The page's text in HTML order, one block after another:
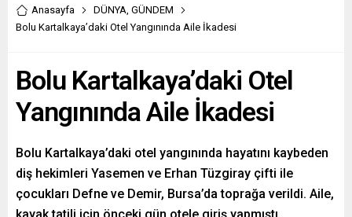
Anasayfa DÜNYA, GÜNDEM
Bolu Kartalkaya’daki Otel Yangınında Aile İkadesi
Bolu Kartalkaya’daki Otel
Yangınında Aile İkadesi
Bolu Kartalkaya’daki otel yangınında hayatını kaybeden
diş hekimleri Yasemen ve Erhan Tüzgiray çifti ile
çocukları Defne ve Demir, Bursa’da toprağa verildi. Aile,